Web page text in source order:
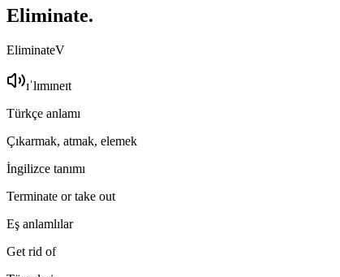
Eliminate.
EliminateV
ɪˈlɪmɪneɪt
Türkçe anlamı
Çıkarmak, atmak, elemek
İngilizce tanımı
Terminate or take out
Eş anlamlılar
Get rid of